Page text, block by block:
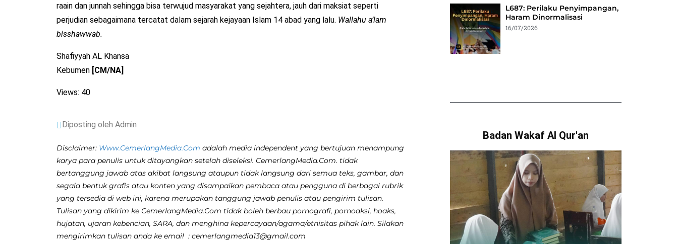
raain dan junnah sehingga bisa terwujud masyarakat yang sejahtera, jauh dari maksiat seperti
perjudian sebagaimana tercatat dalam sejarah kejayaan Islam 14 abad yang lalu. Wallahu a’lam
bisshawwab.
Shafiyyah AL Khansa
Kebumen [CM/NA]
Views: 40
Diposting oleh Admin
Disclaimer: Www.CemerlangMedia.Com adalah media independent yang bertujuan menampung
karya para penulis untuk ditayangkan setelah diseleksi. CemerlangMedia.Com. tidak
bertanggung jawab atas akibat langsung ataupun tidak langsung dari semua teks, gambar, dan
segala bentuk grafis atau konten yang disampaikan pembaca atau pengguna di berbagai rubrik
yang tersedia di web ini, karena merupakan tanggung jawab penulis atau pengirim tulisan.
Tulisan yang dikirim ke CemerlangMedia.Com tidak boleh berbau pornografi, pornoaksi, hoaks,
hujatan, ujaran kebencian, SARA, dan menghina kepercayaan/agama/etnisitas pihak lain. Silakan
mengirimkan tulisan anda ke email : cemerlangmedia13@gmail.com
L687: Perilaku Penyimpangan,
Haram Dinormalisasi
16/07/2026
Badan Wakaf Al Qur'an